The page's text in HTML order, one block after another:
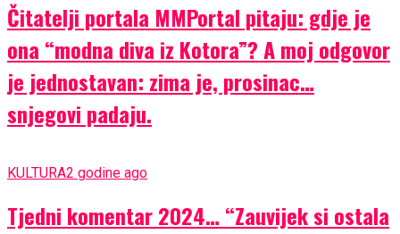
Čitatelji portala MMPortal pitaju: gdje je
ona “modna diva iz Kotora”? A moj odgovor
je jednostavan: zima je, prosinac…
snjegovi padaju.
KULTURA2 godine ago
Tjedni komentar 2024… “Zauvijek si ostala